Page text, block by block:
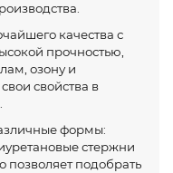
качества с
прочностью,
озону и
свойства в
формы:
стержни
позволяет подобрать